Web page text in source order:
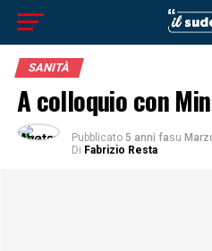
SANITÀ
A colloquio con
Pubblicato 5 anni fasu
Di Fabrizio Resta